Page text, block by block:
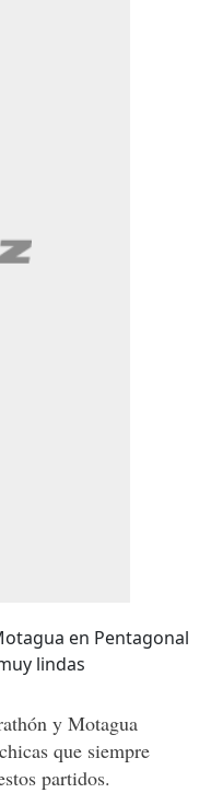
y Motagua
que siempre
partidos.